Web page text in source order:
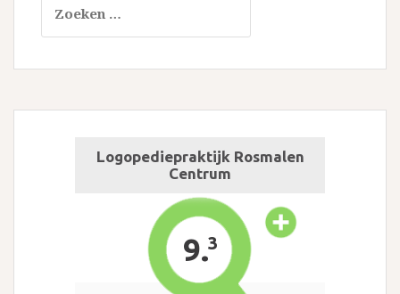
naar: